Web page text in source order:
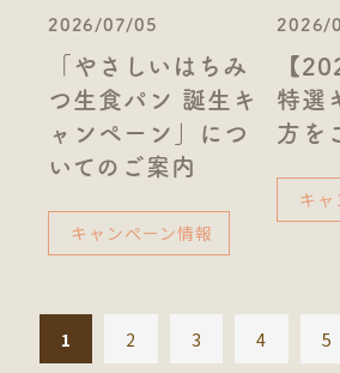
2026/07/05
「やさしいはちみ
つ生食パン 誕生キ
ャンペーン」につ
いてのご案内
キャンペーン情報
2026/
【
特選
方を
キャ
1 2 3 4 5